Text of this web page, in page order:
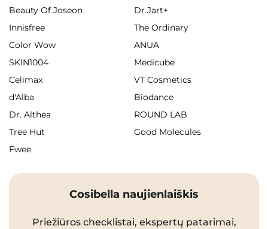
Beauty Of Joseon
Dr.Jart+
Innisfree
The Ordinary
Color Wow
ANUA
SKIN1004
Medicube
Celimax
VT Cosmetics
d'Alba
Biodance
Dr. Althea
ROUND LAB
Tree Hut
Good Molecules
Fwee
Cosibella naujienlaiškis
Priežiūros checklistai, ekspertų patarimai,